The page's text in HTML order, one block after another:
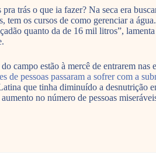
trás o que ia fazer? Na seca era
os cursos de como gerenciar a
quanto da de 16 mil litros”,
campo estão à mercê de entrarem nas
de pessoas passaram a sofrer com a
que tinha diminuído a desnutrição
no número de pessoas